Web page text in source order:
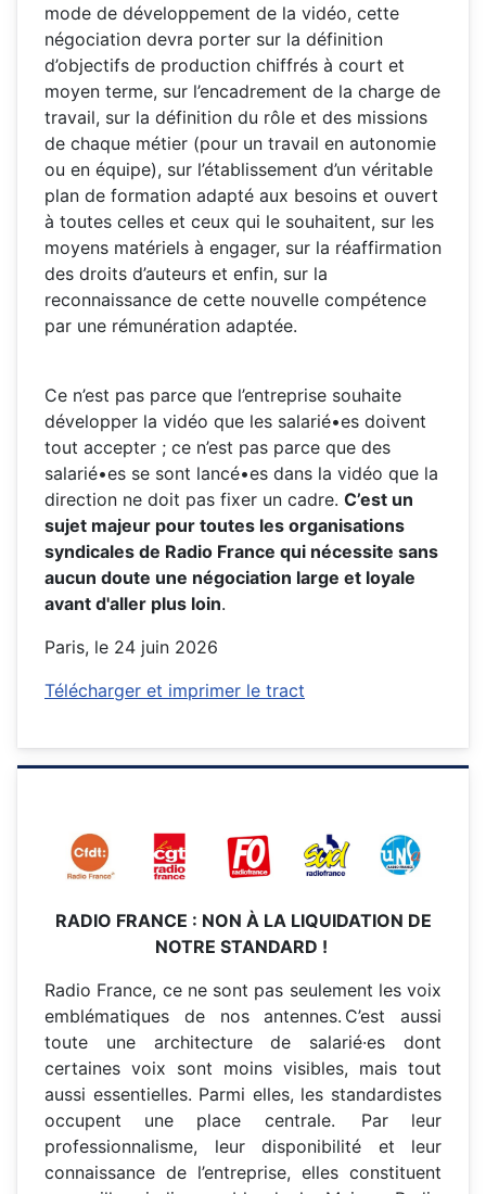
mode de développement de la vidéo, cette
négociation devra porter sur la définition
d’objectifs de production chiffrés à court et
moyen terme, sur l’encadrement de la charge de
travail, sur la définition du rôle et des missions
de chaque métier (pour un travail en autonomie
ou en équipe), sur l’établissement d’un véritable
plan de formation adapté aux besoins et ouvert
à toutes celles et ceux qui le souhaitent, sur les
moyens matériels à engager, sur la réaffirmation
des droits d’auteurs et enfin, sur la
reconnaissance de cette nouvelle compétence
par une rémunération adaptée.
Ce n’est pas parce que l’entreprise souhaite
développer la vidéo que les salarié•es doivent
tout accepter ; ce n’est pas parce que des
salarié•es se sont lancé•es dans la vidéo que la
direction ne doit pas fixer un cadre. C’est un
sujet majeur pour toutes les organisations
syndicales de Radio France qui nécessite sans
aucun doute une négociation large et loyale
avant d'aller plus loin.
Paris, le 24 juin 2026
Télécharger et imprimer le tract
RADIO FRANCE : NON À LA LIQUIDATION DE
NOTRE STANDARD !
Radio France, ce ne sont pas seulement les voix
emblématiques de nos antennes. C’est aussi
toute une architecture de salarié·es dont
certaines voix sont moins visibles, mais tout
aussi essentielles. Parmi elles, les standardistes
occupent une place centrale. Par leur
professionnalisme, leur disponibilité et leur
connaissance de l’entreprise, elles constituent